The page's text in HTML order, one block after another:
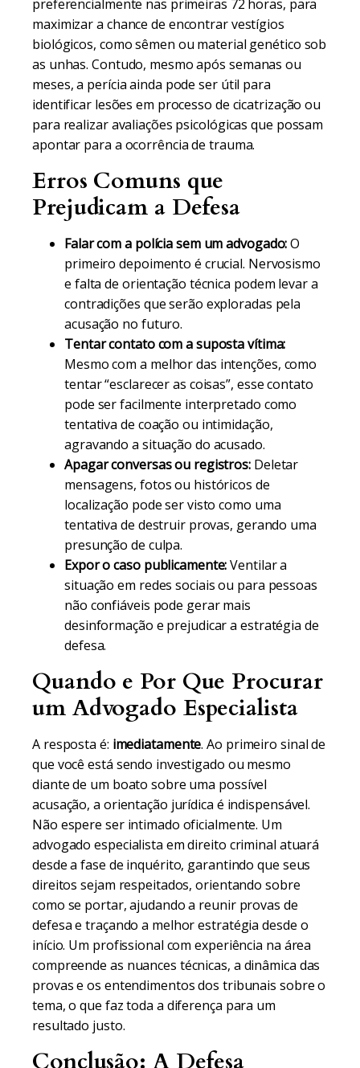
preferencialmente nas primeiras 72 horas, para
maximizar a chance de encontrar vestígios
biológicos, como sêmen ou material genético sob
as unhas. Contudo, mesmo após semanas ou
meses, a perícia ainda pode ser útil para
identificar lesões em processo de cicatrização ou
para realizar avaliações psicológicas que possam
apontar para a ocorrência de trauma.
Erros Comuns que
Prejudicam a Defesa
Falar com a polícia sem um advogado:O
primeiro depoimento é crucial. Nervosismo
e falta de orientação técnica podem levar a
contradições que serão exploradas pela
acusação no futuro.
Tentar contato com a suposta vítima:
Mesmo com a melhor das intenções, como
tentar “esclarecer as coisas”, esse contato
pode ser facilmente interpretado como
tentativa de coação ou intimidação,
agravando a situação do acusado.
Apagar conversas ou registros: Deletar
mensagens, fotos ou históricos de
localização pode ser visto como uma
tentativa de destruir provas, gerando uma
presunção de culpa.
Expor o caso publicamente:Ventilar a
situação em redes sociais ou para pessoas
não confiáveis pode gerar mais
desinformação e prejudicar a estratégia de
defesa.
Quando e Por Que Procurar
um Advogado Especialista
A resposta é: imediatamente. Ao primeiro sinal de
que você está sendo investigado ou mesmo
diante de um boato sobre uma possível
acusação, a orientação jurídica é indispensável.
Não espere ser intimado oficialmente. Um
advogado especialista em direito criminal atuará
desde a fase de inquérito, garantindo que seus
direitos sejam respeitados, orientando sobre
como se portar, ajudando a reunir provas de
defesa e traçando a melhor estratégia desde o
início. Um profissional com experiência na área
compreende as nuances técnicas, a dinâmica das
provas e os entendimentos dos tribunais sobre o
tema, o que faz toda a diferença para um
resultado justo.
Conclusão: A Defesa